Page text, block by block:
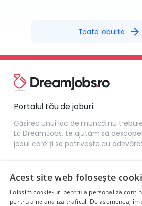
Toate joburile arrow_forward
Portalul tău de joburi
Găsirea unui loc de muncă nu
La DreamJobs, te ajutăm să
jobul care ți se potrivește cu
Acest site web folosește
Folosim cookie-uri pentru a personaliza
pentru a ne analiza traficul. De asemenea,